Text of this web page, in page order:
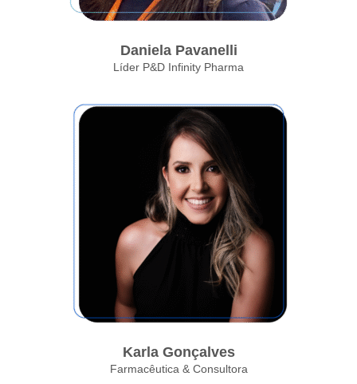
Daniela Pavanelli
Líder P&D Infinity Pharma
Karla Gonçalves
Farmacêutica & Consultora